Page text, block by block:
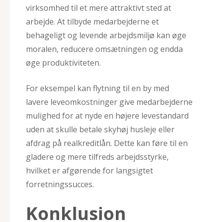
virksomhed til et mere attraktivt sted at
arbejde. At tilbyde medarbejderne et
behageligt og levende arbejdsmiljø kan øge
moralen, reducere omsætningen og endda
øge produktiviteten.
For eksempel kan flytning til en by med
lavere leveomkostninger give medarbejderne
mulighed for at nyde en højere levestandard
uden at skulle betale skyhøj husleje eller
afdrag på realkreditlån. Dette kan føre til en
gladere og mere tilfreds arbejdsstyrke,
hvilket er afgørende for langsigtet
forretningssucces.
Konklusion